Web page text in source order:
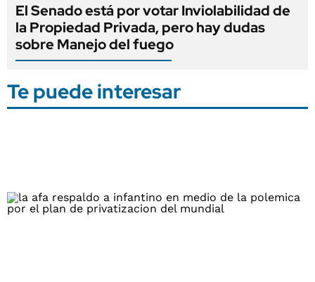
El Senado está por votar Inviolabilidad de
la Propiedad Privada, pero hay dudas
sobre Manejo del fuego
Te puede interesar